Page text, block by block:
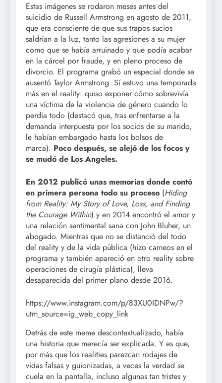
Estas imágenes se rodaron meses antes del
suicidio de Russell Armstrong en agosto de 2011,
que era consciente de que sus trapos sucios
saldrían a la luz, tanto las agresiones a su mujer
como que se había arruinado y que podía acabar
en la cárcel por fraude, y en pleno proceso de
divorcio. El programa grabó un especial donde se
ausentó Taylor Armstrong. Sí estuvo una temporada
más en el reality: quiso exponer cómo sobrevivía
una víctima de la violencia de género cuando lo
perdía todo (destacó que, tras enfrentarse a la
demanda interpuesta por los socios de su marido,
le habían embargado hasta los bolsos de
marca). Poco después, se alejó de los focos y
se mudó de Los Angeles.
En 2012 publicó unas memorias donde contó
en primera persona todo su proceso (Hiding
from Reality: My Story of Love, Loss, and Finding
the Courage Within) y en 2014 encontró el amor y
una relación sentimental sana con John Bluher, un
abogado. Mientras que no se distanció del todo
del reality y de la vida pública (hizo cameos en el
programa y también apareció en otro reality sobre
operaciones de cirugía plástica), lleva
desaparecida del primer plano desde 2016.
https://www.instagram.com/p/83XU0IDNPw/?
utm_source=ig_web_copy_link
Detrás de este meme descontextualizado, había
una historia que merecía ser explicada. Y es que,
por más que los realities parezcan rodajes de
vidas falsas y guionizadas, a veces la verdad se
cuela en la pantalla, incluso algunas tan tristes y